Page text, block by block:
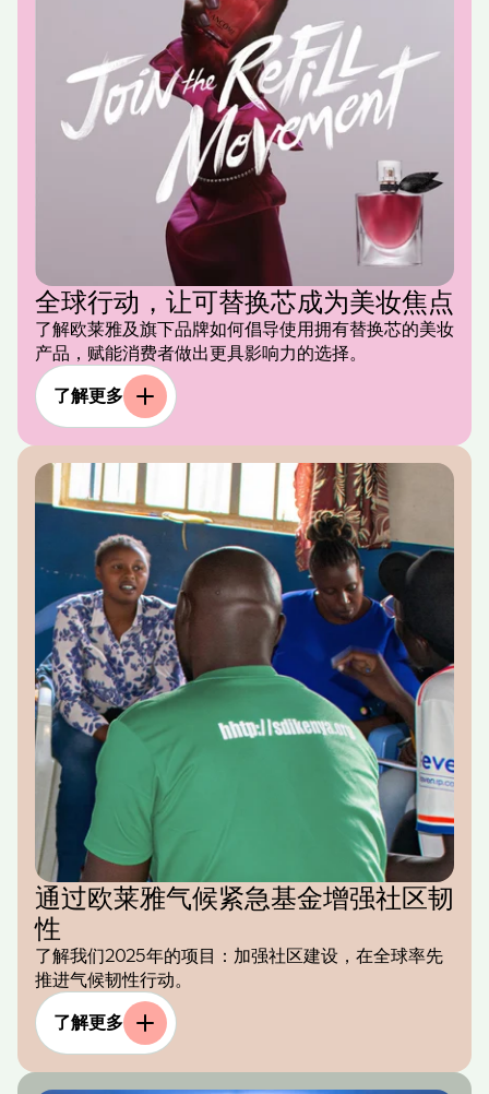
全球行动，让可替换芯成为美妆焦点
了解欧莱雅及旗下品牌如何倡导使用拥有替换芯的美妆
产品，赋能消费者做出更具影响力的选择。
了解更多
通过欧莱雅气候紧急基金增强社区韧
性
了解我们2025年的项目：加强社区建设，在全球率先
推进气候韧性行动。
了解更多